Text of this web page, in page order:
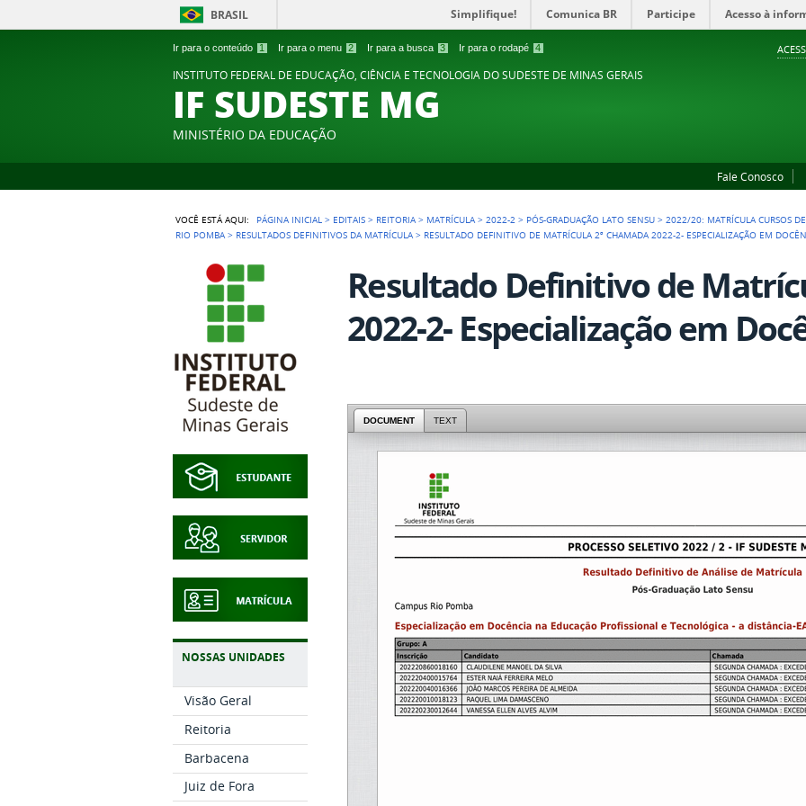
Ir para o conteúdo 1 Ir para o menu 2 Ir para a busca 3 Ir para o rodapé 4
BRASIL Simplifique! Comunica BR Participe Acesso à
INSTITUTO FEDERAL DE EDUCAÇÃO, CIÊNCIA E TECNOLOGIA DO SUDESTE DE MINAS GERAIS
IF SUDESTE MG
MINISTÉRIO DA EDUCAÇÃO
Fale Conosco
VOCÊ ESTÁ AQUI: PÁGINA INICIAL > EDITAIS > REITORIA > MATRÍCULA >2022-2 > PÓS-GRADUAÇÃO LATO SENSU >2022/20: MATRÍCULA CURSOS
RIO POMBA > RESULTADOS DEFINITIVOS DA MATRÍCULA > RESULTADO DEFINITIVO DE MATRÍCULA 2ª CHAMADA 2022-2- ESPECIALIZAÇÃO EM
NOSSAS UNIDADES
Visão Geral
Reitoria
Barbacena
Juiz de Fora
Resultado Definitivo de
2022-2- Especialização em
DOCUMENT TEXT